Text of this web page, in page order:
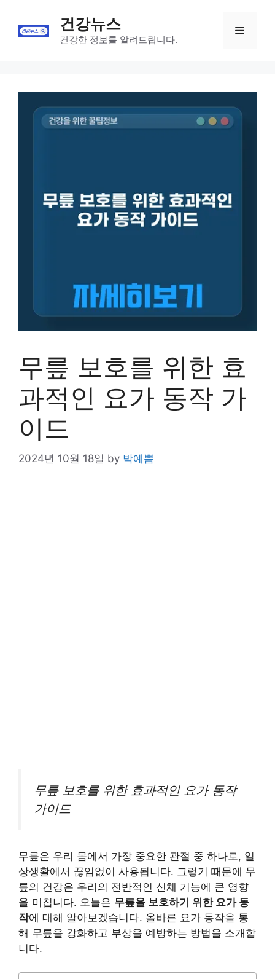
content
건강뉴스
건강한 정보를 알려드립니다.
Menu
무릎 보호를 위한 효
과적인 요가 동작 가
이드
2024년 10월 18일 by 박예쁨
무릎 보호를 위한 효과적인 요가 동작
가이드
무릎은 우리 몸에서 가장 중요한 관절 중 하나로, 일
상생활에서 끊임없이 사용됩니다. 그렇기 때문에 무
릎의 건강은 우리의 전반적인 신체 기능에 큰 영향
을 미칩니다. 오늘은 무릎을 보호하기 위한 요가 동
작에 대해 알아보겠습니다. 올바른 요가 동작을 통
해 무릎을 강화하고 부상을 예방하는 방법을 소개합
니다.